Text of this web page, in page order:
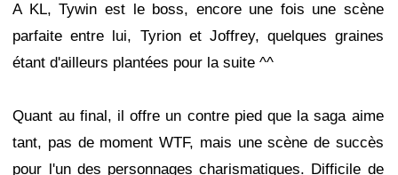
A KL, Tywin est le boss, encore une fois une scène
parfaite entre lui, Tyrion et Joffrey, quelques graines
étant d'ailleurs plantées pour la suite ^^
Quant au final, il offre un contre pied que la saga aime
tant, pas de moment WTF, mais une scène de succès
pour l'un des personnages charismatiques. Difficile de